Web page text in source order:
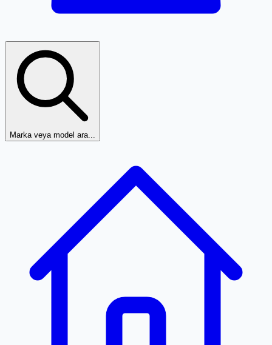
Marka veya model ara...